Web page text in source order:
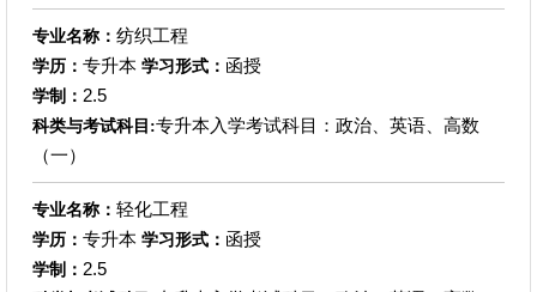
专业名称： 纺织工程
学历： 专升本 学习形式： 函授
学制： 2.5
科类与考试科目:专升本入学考试科目：政治、英语、高数
（一）
专业名称： 轻化工程
学历： 专升本 学习形式： 函授
学制： 2.5